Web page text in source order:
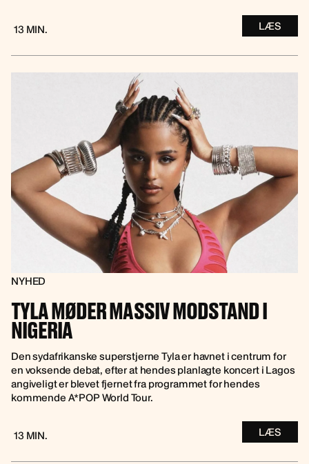
13 MIN. LÆS
NYHED
TYLA MØDER MASSIV MODSTAND I
NIGERIA
Den sydafrikanske superstjerne Tyla er havnet i centrum for
en voksende debat, efter at hendes planlagte koncert i Lagos
angiveligt er blevet fjernet fra programmet for hendes
kommende A*POP World Tour.
13 MIN. LÆS